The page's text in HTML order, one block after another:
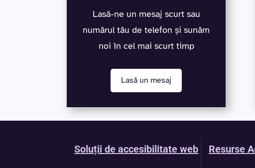
Lasă-ne un mesaj scurt sau
numărul tău de telefon și sunăm
noi în cel mai scurt timp
Lasă un mesaj
Soluții de accesibilitate web Resurse